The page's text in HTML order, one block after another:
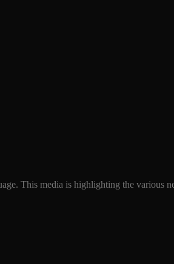
This media is highlighting the various